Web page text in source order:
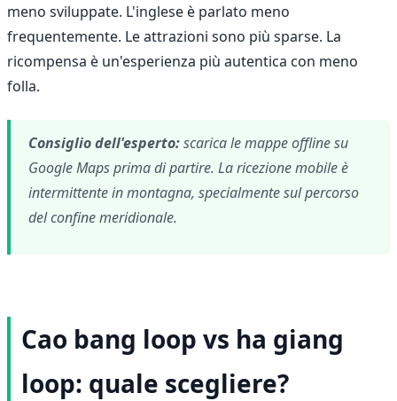
meno sviluppate. L'inglese è parlato meno
frequentemente. Le attrazioni sono più sparse. La
ricompensa è un'esperienza più autentica con meno
folla.
Consiglio dell'esperto:scarica le mappe offline su
Google Maps prima di partire. La ricezione mobile è
intermittente in montagna, specialmente sul percorso
del confine meridionale.
Cao bang loop vs ha giang
loop: quale scegliere?